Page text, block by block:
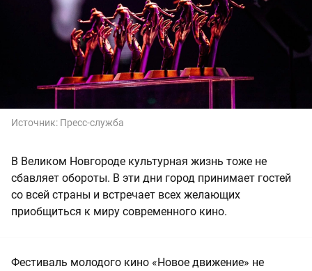
Источник: Пресс-служба
В Великом Новгороде культурная жизнь тоже не
сбавляет обороты. В эти дни город принимает гостей
со всей страны и встречает всех желающих
приобщиться к миру современного кино.
Фестиваль молодого кино «Новое движение» не